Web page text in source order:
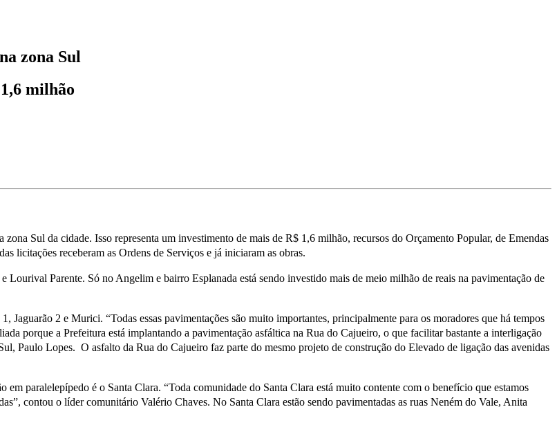
zona Sul
milhão
Sul da cidade. Isso representa um investimento de mais de R$ 1,6 milhão, recursos do Orçamento Popular, de Emendas
licitações receberam as Ordens de Serviços e já iniciaram as obras.
Parente. Só no Angelim e bairro Esplanada está sendo investido mais de meio milhão de reais na pavimentação de
Jaguarão 2 e Murici. “Todas essas pavimentações são muito importantes, principalmente para os moradores que há tempos
porque a Prefeitura está implantando a pavimentação asfáltica na Rua do Cajueiro, o que facilitar bastante a interligação
Paulo Lopes. O asfalto da Rua do Cajueiro faz parte do mesmo projeto de construção do Elevado de ligação das avenidas
paralelepípedo é o Santa Clara. “Toda comunidade do Santa Clara está muito contente com o benefício que estamos
contou o líder comunitário Valério Chaves. No Santa Clara estão sendo pavimentadas as ruas Neném do Vale, Anita